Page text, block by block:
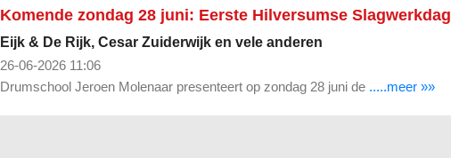
Komende zondag 28 juni: Eerste Hilversumse Slagwerkdag
Eijk & De Rijk, Cesar Zuiderwijk en vele anderen
26-06-2026 11:06
Drumschool Jeroen Molenaar presenteert op zondag 28 juni de .....meer »»